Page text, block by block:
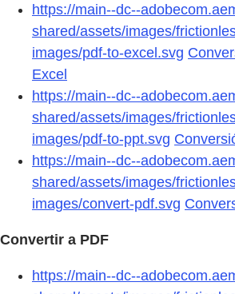
https://main--dc--
shared/assets/images/
images/pdf-to-excel.svg
Excel
https://main--dc--
shared/assets/images/
images/pdf-to-ppt.svg
https://main--dc--
shared/assets/images/
images/convert-pdf.svg
Convertir a PDF
https://main--dc--